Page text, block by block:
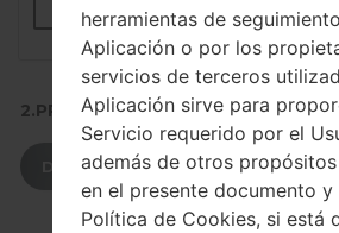
2.PRESIONE PARA DESCARGAR
DESCARGAR
herramientas de
Aplicación o por los
servicios de terceros
Aplicación sirve para
Servicio requerido por el
además de otros
en el presente documento y
Política de Cookies, si está